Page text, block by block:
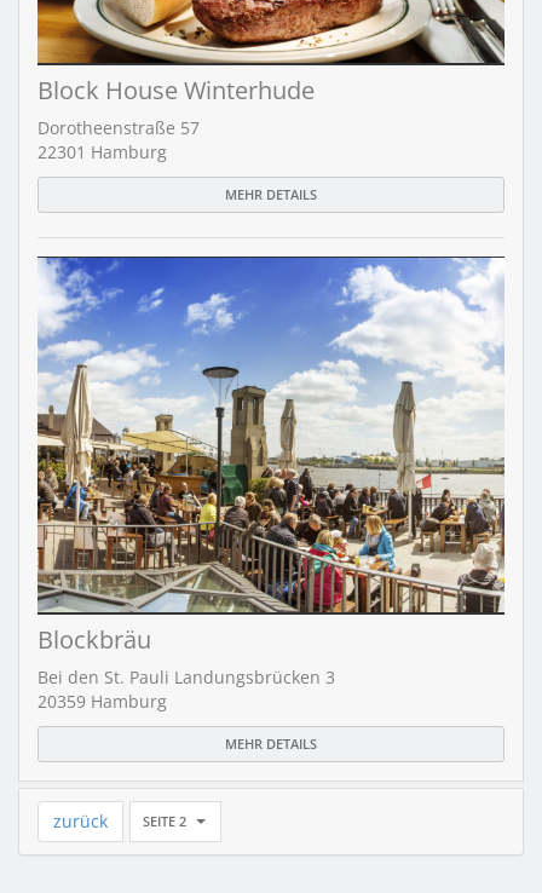
Block House Winterhude
Dorotheenstraße 57
22301 Hamburg
MEHR DETAILS
Blockbräu
Bei den St. Pauli Landungsbrücken 3
20359 Hamburg
MEHR DETAILS
zurück SEITE 2